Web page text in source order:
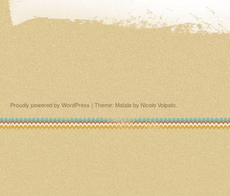
Proudly powered by WordPress | Theme: Matala by Nicolo Volpato